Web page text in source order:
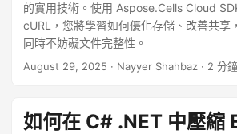
的實用技術。使用 Aspose.Cells Cloud
cURL，您將學習如何優化存儲、改善共享
同時不妨礙文件完整性。
August 29, 2025 · Nayyer Shahbaz · 2 分鐘
如何在 C# .NET 中壓縮